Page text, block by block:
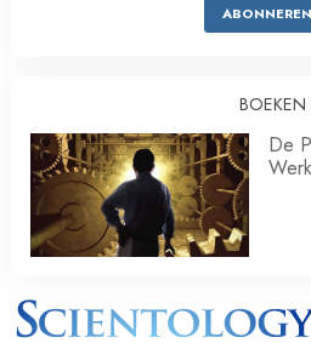
ABONNEREN
BOEKEN
De